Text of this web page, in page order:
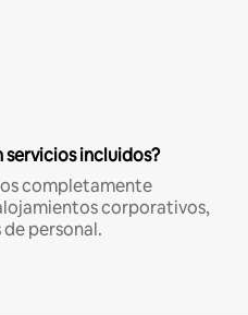
incluidos?
completamente
corporativos,
personal.